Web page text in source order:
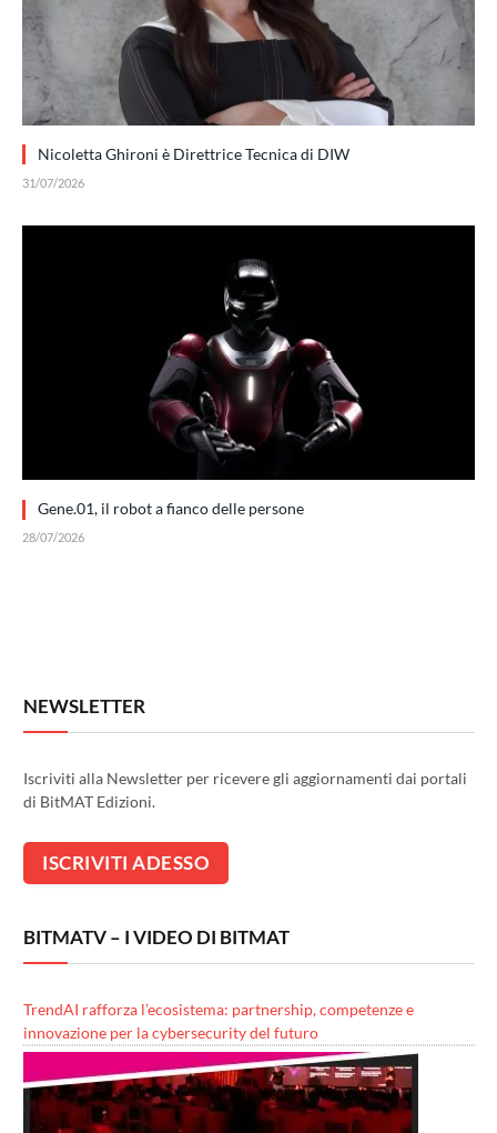
Nicoletta Ghironi è Direttrice Tecnica di DIW
31/07/2026
Gene.01, il robot a fianco delle persone
28/07/2026
NEWSLETTER
Iscriviti alla Newsletter per ricevere gli aggiornamenti dai portali
di BitMAT Edizioni.
BITMATV – I VIDEO DI BITMAT
TrendAI rafforza l’ecosistema: partnership, competenze e
innovazione per la cybersecurity del futuro